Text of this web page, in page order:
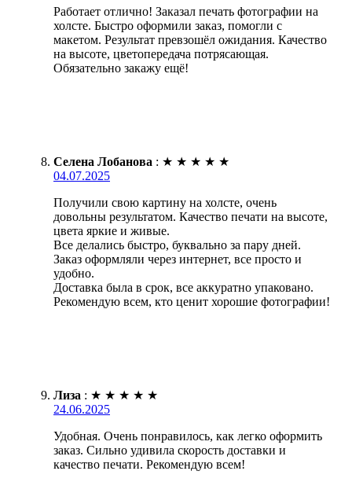
Работает отлично! Заказал печать фотографии на
холсте. Быстро оформили заказ, помогли с
макетом. Результат превзошёл ожидания. Качество
на высоте, цветопередача потрясающая.
Обязательно закажу ещё!
Селена Лобанова : ★ ★ ★ ★ ★
04.07.2025
Получили свою картину на холсте, очень
довольны результатом. Качество печати на высоте,
цвета яркие и живые.
Все делались быстро, буквально за пару дней.
Заказ оформляли через интернет, все просто и
удобно.
Доставка была в срок, все аккуратно упаковано.
Рекомендую всем, кто ценит хорошие фотографии!
Лиза : ★ ★ ★ ★ ★
24.06.2025
Удобная. Очень понравилось, как легко оформить
заказ. Сильно удивила скорость доставки и
качество печати. Рекомендую всем!